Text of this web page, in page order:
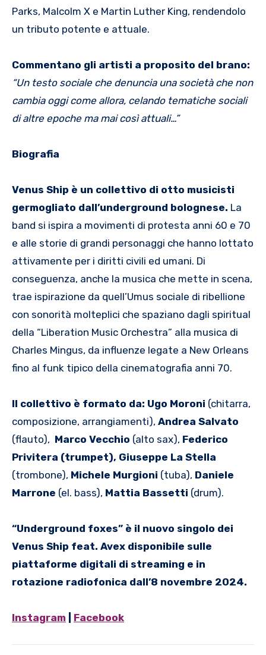
Parks, Malcolm X e Martin Luther King, rendendolo
un tributo potente e attuale.
Commentano gli artisti a proposito del brano:
“Un testo sociale che denuncia una società che non
cambia oggi come allora, celando tematiche sociali
di altre epoche ma mai così attuali…”
Biografia
Venus Ship è un collettivo di otto musicisti
germogliato dall’underground bolognese. La
band si ispira a movimenti di protesta anni 60 e 70
e alle storie di grandi personaggi che hanno lottato
attivamente per i diritti civili ed umani. Di
conseguenza, anche la musica che mette in scena,
trae ispirazione da quell’Umus sociale di ribellione
con sonorità molteplici che spaziano dagli spiritual
della “Liberation Music Orchestra” alla musica di
Charles Mingus, da influenze legate a New Orleans
fino al funk tipico della cinematografia anni 70.
Il collettivo è formato da: Ugo Moroni (chitarra,
composizione, arrangiamenti), Andrea Salvato
(flauto), Marco Vecchio (alto sax), Federico
Privitera (trumpet), Giuseppe La Stella
(trombone), Michele Murgioni (tuba), Daniele
Marrone (el. bass), Mattia Bassetti (drum).
“Underground foxes” è il nuovo singolo dei
Venus Ship feat. Avex disponibile sulle
piattaforme digitali di streaming e in
rotazione radiofonica dall’8 novembre 2024.
Instagram Facebook